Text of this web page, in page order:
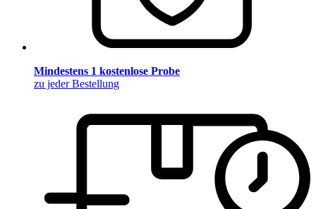
Mindestens 1 kostenlose Probe
zu jeder Bestellung